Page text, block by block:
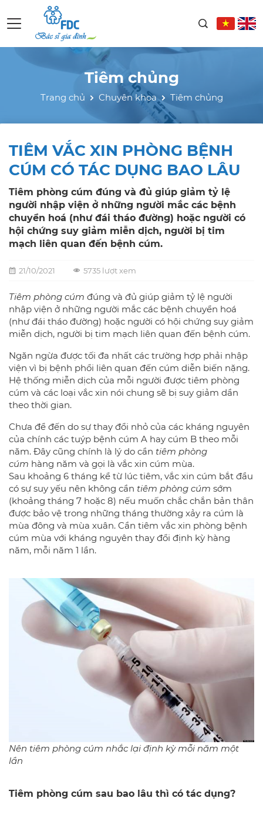
Tiêm chủng
Trang chủ Chuyên khoa Tiêm chủng
TIÊM VẮC XIN PHÒNG BỆNH
CÚM CÓ TÁC DỤNG BAO LÂU
Tiêm phòng cúm đúng và đủ giúp giảm tỷ lệ
người nhập viện ở những người mắc các bệnh
chuyển hoá (như đái tháo đường) hoặc người có
hội chứng suy giảm miễn dịch, người bị tim
mạch liên quan đến bệnh cúm.
21/10/2021 5735 lượt xem
Tiêm phòng cúm đúng và đủ giúp giảm tỷ lệ người
nhập viện ở những người mắc các bệnh chuyển hoá
(như đái tháo đường) hoặc người có hội chứng suy giảm
miễn dịch, người bị tim mạch liên quan đến bệnh cúm.
Ngăn ngừa được tối đa nhất các trường hợp phải nhập
viện vì bị bệnh phổi liên quan đến cúm diễn biến nặng.
Hệ thống miễn dịch của mỗi người được tiêm phòng
cúm và các loại vắc xin nói chung sẽ bị suy giảm dần
theo thời gian.
Chưa để đến do sự thay đổi nhỏ của các kháng nguyên
của chính các tuýp bệnh cúm A hay cúm B theo mỗi
năm. Đây cũng chính là lý do cần tiêm phòng
cúm hàng năm và gọi là vắc xin cúm mùa.
Sau khoảng 6 tháng kể từ lúc tiêm, vắc xin cúm bắt đầu
có sự suy yếu nên không cần tiêm phòng cúm sớm
(khoảng tháng 7 hoặc 8) nếu muốn chắc chắn bản thân
được bảo vệ trong những tháng thường xảy ra cúm là
mùa đông và mùa xuân. Cần tiêm vắc xin phòng bệnh
cúm mùa với kháng nguyên thay đổi định kỳ hàng
năm, mỗi năm 1 lần.
Nên tiêm phòng cúm nhắc lại định kỳ mỗi năm một
lần
Tiêm phòng cúm sau bao lâu thì có tác dụng?